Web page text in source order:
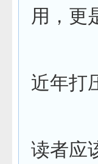
用，更
近年打
读者应